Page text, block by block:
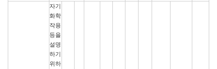
자기
화학
작용
등을
설명
하기
위하